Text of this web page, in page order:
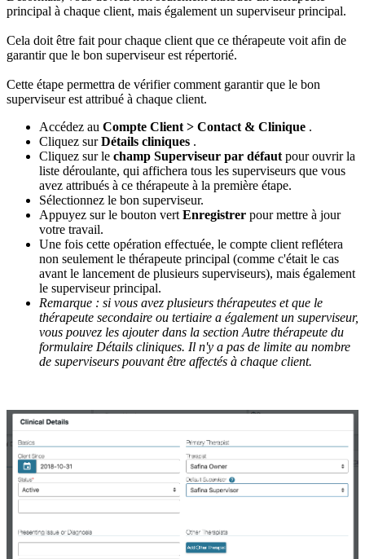
principal à chaque client, mais également un superviseur principal.
Cela doit être fait pour chaque client que ce thérapeute voit afin de
garantir que le bon superviseur est répertorié.
Cette étape permettra de vérifier comment garantir que le bon
superviseur est attribué à chaque client.
Accédez au Compte Client > Contact & Clinique .
Cliquez sur Détails cliniques .
Cliquez sur le champ Superviseur par défaut pour ouvrir la
liste déroulante, qui affichera tous les superviseurs que vous
avez attribués à ce thérapeute à la première étape.
Sélectionnez le bon superviseur.
Appuyez sur le bouton vert Enregistrer pour mettre à jour
votre travail.
Une fois cette opération effectuée, le compte client reflétera
non seulement le thérapeute principal (comme c'était le cas
avant le lancement de plusieurs superviseurs), mais également
le superviseur principal.
Remarque : si vous avez plusieurs thérapeutes et que le
thérapeute secondaire ou tertiaire a également un superviseur,
vous pouvez les ajouter dans la section Autre thérapeute du
formulaire Détails cliniques. Il n'y a pas de limite au nombre
de superviseurs pouvant être affectés à chaque client.